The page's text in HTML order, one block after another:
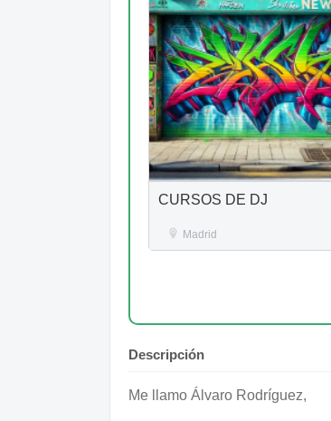
CURSOS DE DJ
Madrid
Descripción
Me llamo Álvaro Rodríguez,